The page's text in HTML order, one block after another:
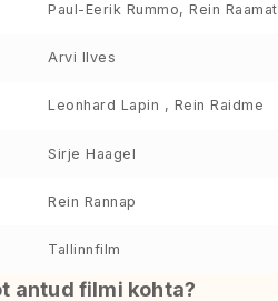
Paul-Eerik Rummo, Rein Raamat
Arvi Ilves
Leonhard Lapin , Rein Raidme
Sirje Haagel
Rein Rannap
Tallinnfilm
antud filmi kohta?